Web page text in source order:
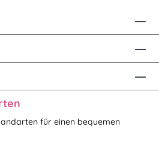
für einen bequemen